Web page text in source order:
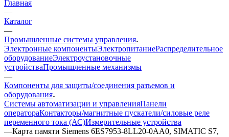
Главная
—
Каталог
—
Промышленные системы управления
Электронные компонентыЭлектропитаниеРаспределительное
оборудованиеЭлектроустановочные
устройстваПромышленные механизмы
—
Компоненты для защиты/соединения разъемов и
оборудования
Системы автоматизации и управленияПанели
оператораКонтакторы/магнитные пускатели/силовые реле
переменного тока (АС)Измерительные устройства
—​Карта памяти Siemens 6ES7953-8LL20-0AA0, SIMATIC S7,